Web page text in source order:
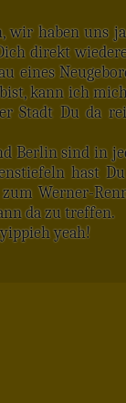
wir haben uns
direkt
eines
kann ich
Stadt Du da
Berlin sind in
hast
zum Werner-
da zu treffen.
yeah!